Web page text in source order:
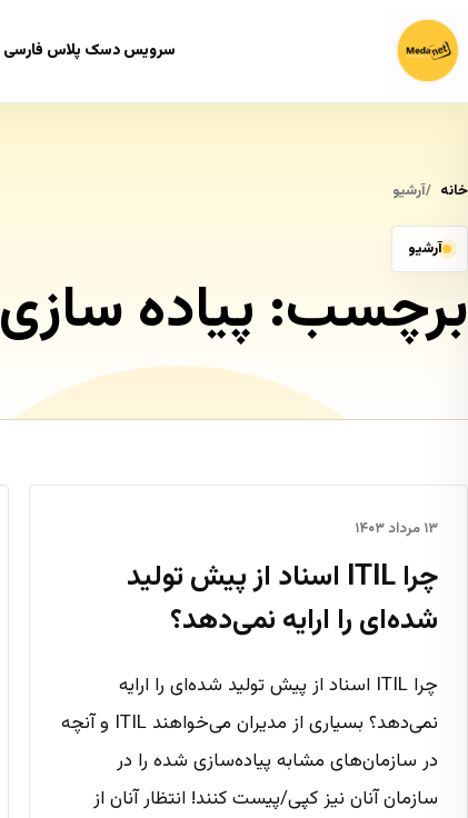
سرویس دسک پلاس فارسی
خانه آرشیو
آرشیو
برچسب: پیاده سازی ITIL
۱۳ مرداد ۱۴۰۳
چرا ITIL اسناد از پیش تولید
شده‌ای را ارایه نمی‌دهد؟
چرا ITIL اسناد از پیش تولید شده‌ای را ارایه
نمی‌دهد؟ بسیاری از مدیران می‌خواهند ITIL و آنچه
در سازمان‌های مشابه پیاده‌سازی شده را در
سازمان آنان نیز کپی/پیست کنند! انتظار آنان از